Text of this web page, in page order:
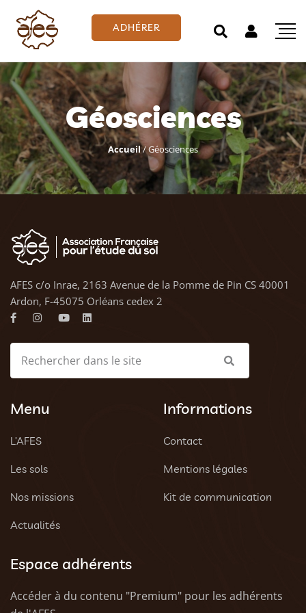
ADHÉRER
Géosciences
Accueil/Géosciences
AFES c/o Inrae, 2163 Avenue de la Pomme de Pin CS 40001
Ardon, F-45075 Orléans cedex 2
Menu
L’AFES
Les sols
Nos missions
Actualités
Informations
Contact
Mentions légales
Kit de communication
Espace adhérents
Accéder à du contenu "Premium" pour les adhérents